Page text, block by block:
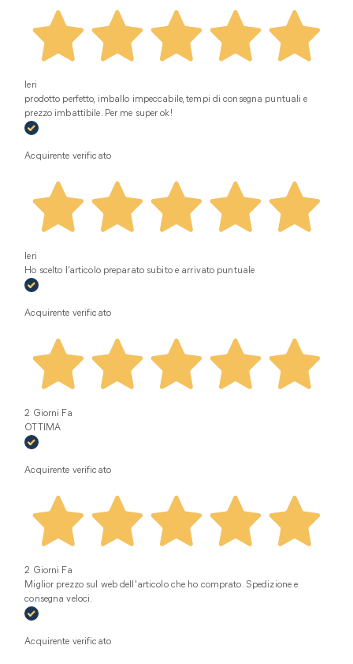
Ieri
prodotto perfetto, imballo impeccabile, tempi di consegna puntuali e
prezzo imbattibile. Per me super ok!
Acquirente verificato
Ieri
Ho scelto l’articolo preparato subito e arrivato puntuale
Acquirente verificato
2 Giorni Fa
OTTIMA
Acquirente verificato
2 Giorni Fa
Miglior prezzo sul web dell'articolo che ho comprato. Spedizione e
consegna veloci.
Acquirente verificato